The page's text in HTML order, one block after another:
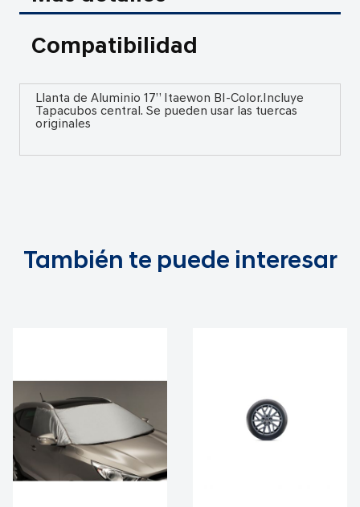
Compatibilidad
Llanta de Aluminio 17” Itaewon BI-Color.Incluye
Tapacubos central. Se pueden usar las tuercas
originales
También te puede interesar